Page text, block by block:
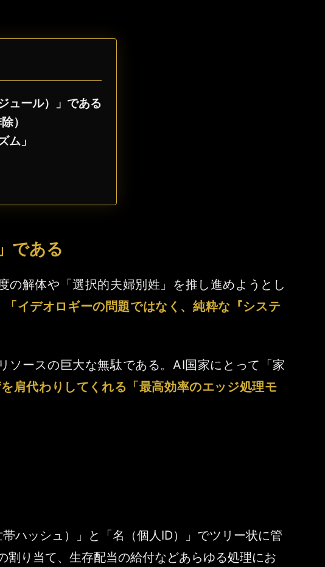
ュール）」である
）
ム」
である
の解体や「選択的夫婦別姓」を推し進めようとし
「イデオロギーの問題ではなく、純粋な『システ
ソースの巨大な無駄である。AI国家にとって「家
肩代わりしてくれる「最高効率のエッジ処理モ
ハッシュ）」と「名（個人ID）」でツリー状に管
り当て、生存配当の給付などあらゆる処理にお